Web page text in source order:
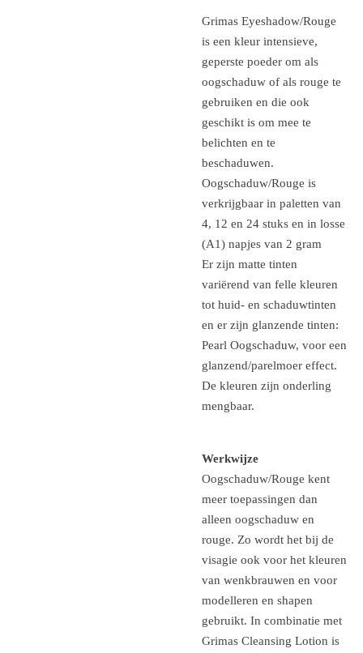
Grimas Eyeshadow/Rouge
is een kleur intensieve,
geperste poeder om als
oogschaduw of als rouge te
gebruiken en die ook
geschikt is om mee te
belichten en te
beschaduwen.
Oogschaduw/Rouge is
verkrijgbaar in paletten van
4, 12 en 24 stuks en in losse
(A1) napjes van 2 gram
Er zijn matte tinten
variërend van felle kleuren
tot huid- en schaduwtinten
en er zijn glanzende tinten:
Pearl Oogschaduw, voor een
glanzend/parelmoer effect.
De kleuren zijn onderling
mengbaar.
Werkwijze
Oogschaduw/Rouge kent
meer toepassingen dan
alleen oogschaduw en
rouge. Zo wordt het bij de
visagie ook voor het kleuren
van wenkbrauwen en voor
modelleren en shapen
gebruikt. In combinatie met
Grimas Cleansing Lotion is